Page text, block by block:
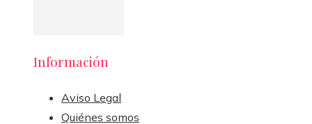
Información
Aviso Legal
Quiénes somos